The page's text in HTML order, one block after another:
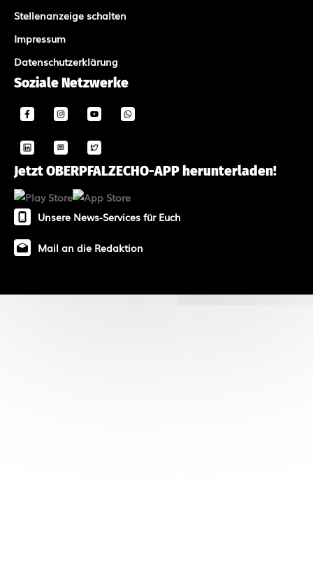
Stellenanzeige schalten
Impressum
Datenschutzerklärung
Soziale Netzwerke
Jetzt OBERPFALZECHO-APP herunterladen!
Unsere News-Services für Euch
Mail an die Redaktion